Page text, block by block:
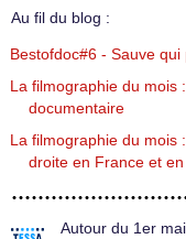
Au fil du blog :
Bestofdoc#6 - Sauve
La filmographie du mois
documentaire
La filmographie du mois
droite en France et
Autour du 1er